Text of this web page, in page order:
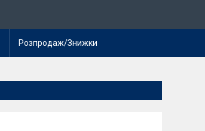
Розпродаж/Знижки